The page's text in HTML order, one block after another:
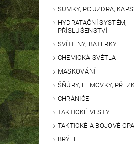
SUMKY, POUZDRA,
HYDRATAČNÍ SYSTÉM,
PŘÍSLUŠENSTVÍ
SVÍTILNY, BATERKY
CHEMICKÁ SVĚTLA
MASKOVÁNÍ
ŠŇŮRY, LEMOVKY,
CHRÁNIČE
TAKTICKÉ VESTY
TAKTICKÉ A BOJOVÉ
BRÝLE